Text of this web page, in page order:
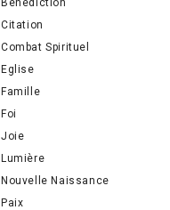
Bénédiction
Citation
Combat Spirituel
Eglise
Famille
Foi
Joie
Lumière
Nouvelle Naissance
Paix